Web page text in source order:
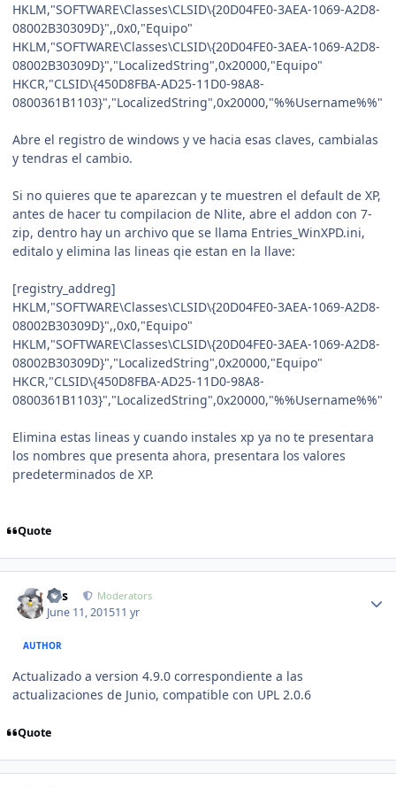
HKLM,"SOFTWARE\Classes\CLSID\{20D04FE0-3AEA-1069-A2D8-
08002B30309D}",,0x0,"Equipo"
HKLM,"SOFTWARE\Classes\CLSID\{20D04FE0-3AEA-1069-A2D8-
08002B30309D}","LocalizedString",0x20000,"Equipo"
HKCR,"CLSID\{450D8FBA-AD25-11D0-98A8-
0800361B1103}","LocalizedString",0x20000,"%%Username%%"
Abre el registro de windows y ve hacia esas claves, cambialas
y tendras el cambio.
Si no quieres que te aparezcan y te muestren el default de XP,
antes de hacer tu compilacion de Nlite, abre el addon con 7-
zip, dentro hay un archivo que se llama Entries_WinXPD.ini,
editalo y elimina las lineas qie estan en la llave:
[registry_addreg]
HKLM,"SOFTWARE\Classes\CLSID\{20D04FE0-3AEA-1069-A2D8-
08002B30309D}",,0x0,"Equipo"
HKLM,"SOFTWARE\Classes\CLSID\{20D04FE0-3AEA-1069-A2D8-
08002B30309D}","LocalizedString",0x20000,"Equipo"
HKCR,"CLSID\{450D8FBA-AD25-11D0-98A8-
0800361B1103}","LocalizedString",0x20000,"%%Username%%"
Elimina estas lineas y cuando instales xp ya no te presentara
los nombres que presenta ahora, presentara los valores
predeterminados de XP.
Quote
luis Moderators
June 11, 201511 yr
AUTHOR
Actualizado a version 4.9.0 correspondiente a las
actualizaciones de Junio, compatible con UPL 2.0.6
Quote